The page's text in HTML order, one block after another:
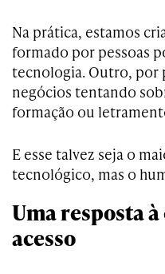
Na prática, estamos
formado por pessoas
tecnologia. Outro, por
negócios tentando
formação ou
E esse talvez seja o
tecnológico, mas o
Uma resposta
acesso